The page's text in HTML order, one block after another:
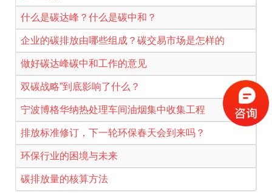
什么是碳达峰？什么是碳中和？
企业的碳排放由哪些组成？碳交易市场是怎样的
做好碳达峰碳中和工作的意见
双碳战略”到底影响了什么？
宁波博格华纳热处理车间油烟集中收集工程
排放标准修订，下一轮环保春天会到来吗？
环保行业的困境与未来
碳排放量的核算方法